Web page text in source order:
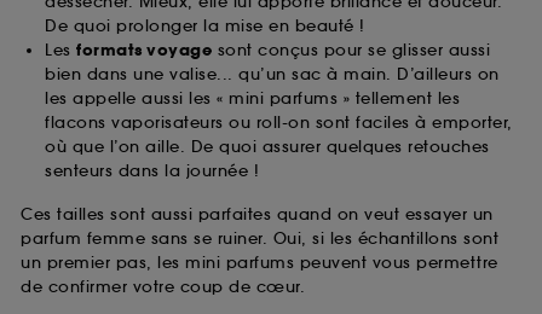
De quoi prolonger la mise en beauté !
Les formats voyage sont conçus pour se glisser aussi
bien dans une valise... qu’un sac à main. D’ailleurs on
les appelle aussi les « mini parfums » tellement les
flacons vaporisateurs ou roll-on sont faciles à emporter,
où que l’on aille. De quoi assurer quelques retouches
senteurs dans la journée !
Ces tailles sont aussi parfaites quand on veut essayer un
parfum femme sans se ruiner. Oui, si les échantillons sont
un premier pas, les mini parfums peuvent vous permettre
de confirmer votre coup de cœur.